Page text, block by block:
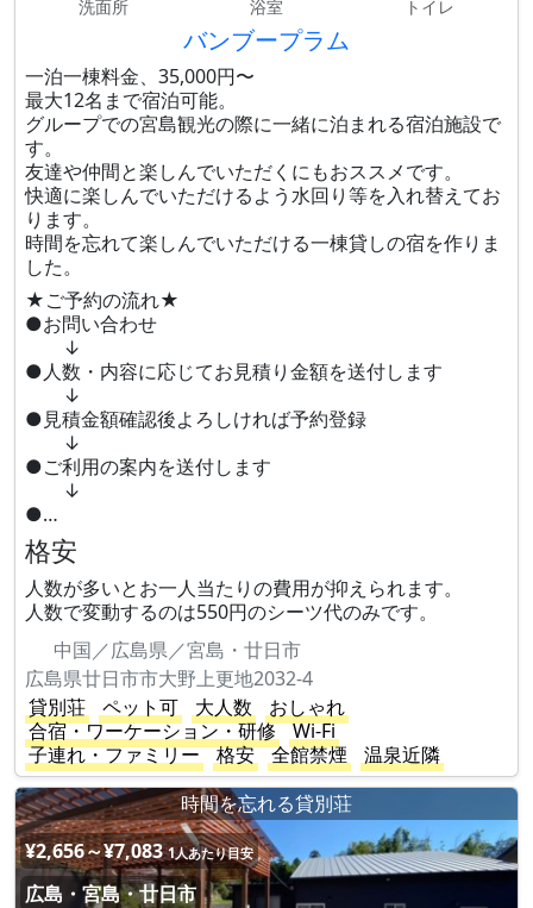
洗面所 浴室 トイレ
バンブープラム
一泊一棟料金、35,000円〜
最大12名まで宿泊可能。
グループでの宮島観光の際に一緒に泊まれる宿泊施設で
す。
友達や仲間と楽しんでいただくにもおススメです。
快適に楽しんでいただけるよう水回り等を入れ替えてお
ります。
時間を忘れて楽しんでいただける一棟貸しの宿を作りま
した。
★ご予約の流れ★
●お問い合わせ
↓
●人数・内容に応じてお見積り金額を送付します
↓
●見積金額確認後よろしければ予約登録
↓
●ご利用の案内を送付します
↓
●…
格安
人数が多いとお一人当たりの費用が抑えられます。
人数で変動するのは550円のシーツ代のみです。
中国／広島県／宮島・廿日市
広島県廿日市市大野上更地2032-4
貸別荘
ペット可 大人数
おしゃれ
合宿・ワーケーション・研修
Wi-Fi
子連れ・ファミリー
格安 全館禁煙
温泉近隣
時間を忘れる貸別荘
¥2,656～¥7,083 1人あたり目安
広島・宮島・廿日市